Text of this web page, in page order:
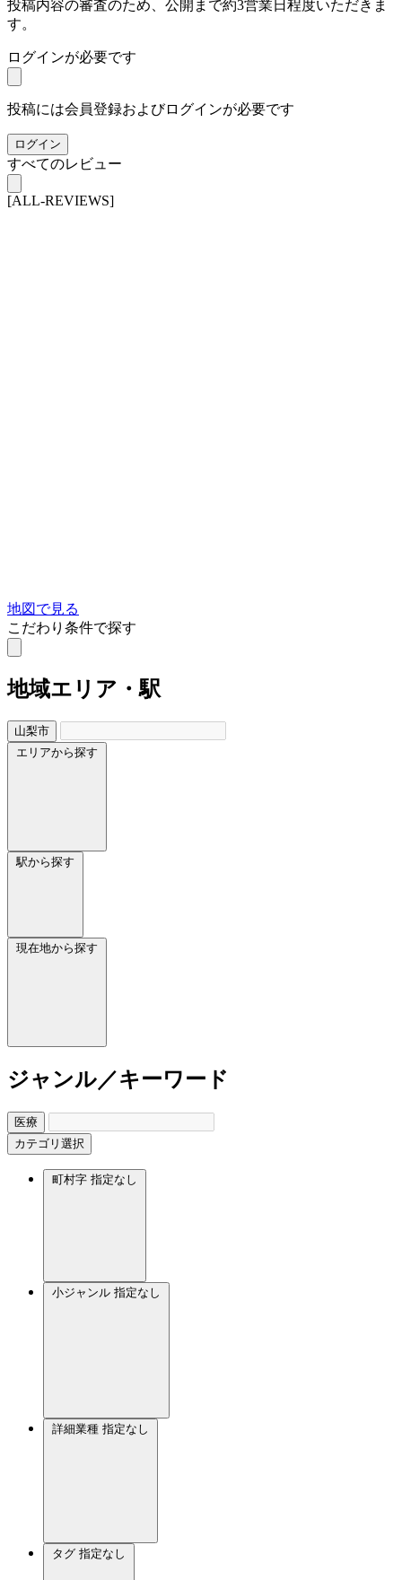
投稿内容の審査のため、公開まで約3営業日程度いただきま
す。
ログインが必要です
投稿には会員登録およびログインが必要です
ログイン
すべてのレビュー
[ALL-REVIEWS]
地図で見る
こだわり条件で探す
地域エリア・駅
山梨市
エリアから探す
駅から探す
現在地から探す
ジャンル／キーワード
医療
カテゴリ選択
町村字 指定なし
小ジャンル 指定なし
詳細業種 指定なし
タグ 指定なし